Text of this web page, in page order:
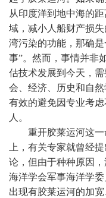
从印度洋到地中海的
域，减小人船财产损
湾污染的功能，那确
事”。然而，事情并非
估技术发展到今天，
会、经济、历史和自
有效的避免因专业考
人。
重开胶莱运河这一
上，有关专家就曾经
论，但由于种种原因
海洋学会军事海洋学
出现有胶莱运河的加